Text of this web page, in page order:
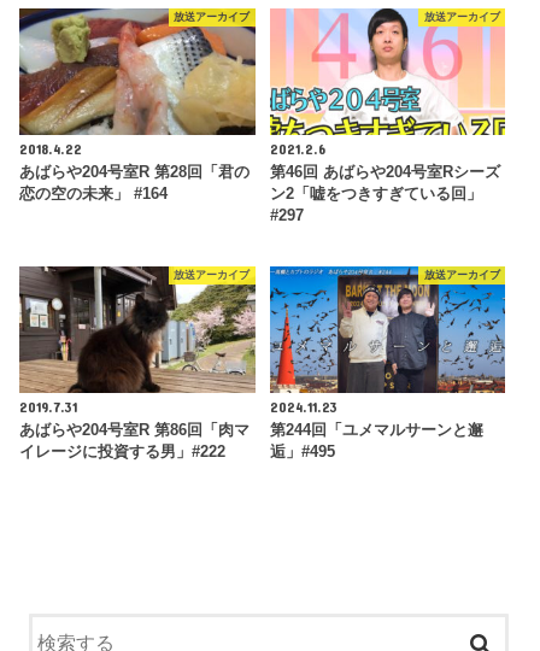
放送アーカイブ
2018.4.22
あばらや204号室R 第28回「君の
恋の空の未来」 #164
放送アーカイブ
2021.2.6
第46回 あばらや204号室Rシーズ
ン2「嘘をつきすぎている回」
#297
放送アーカイブ
2019.7.31
あばらや204号室R 第86回「肉マ
イレージに投資する男」#222
放送アーカイブ
2024.11.23
第244回「ユメマルサーンと邂
逅」#495